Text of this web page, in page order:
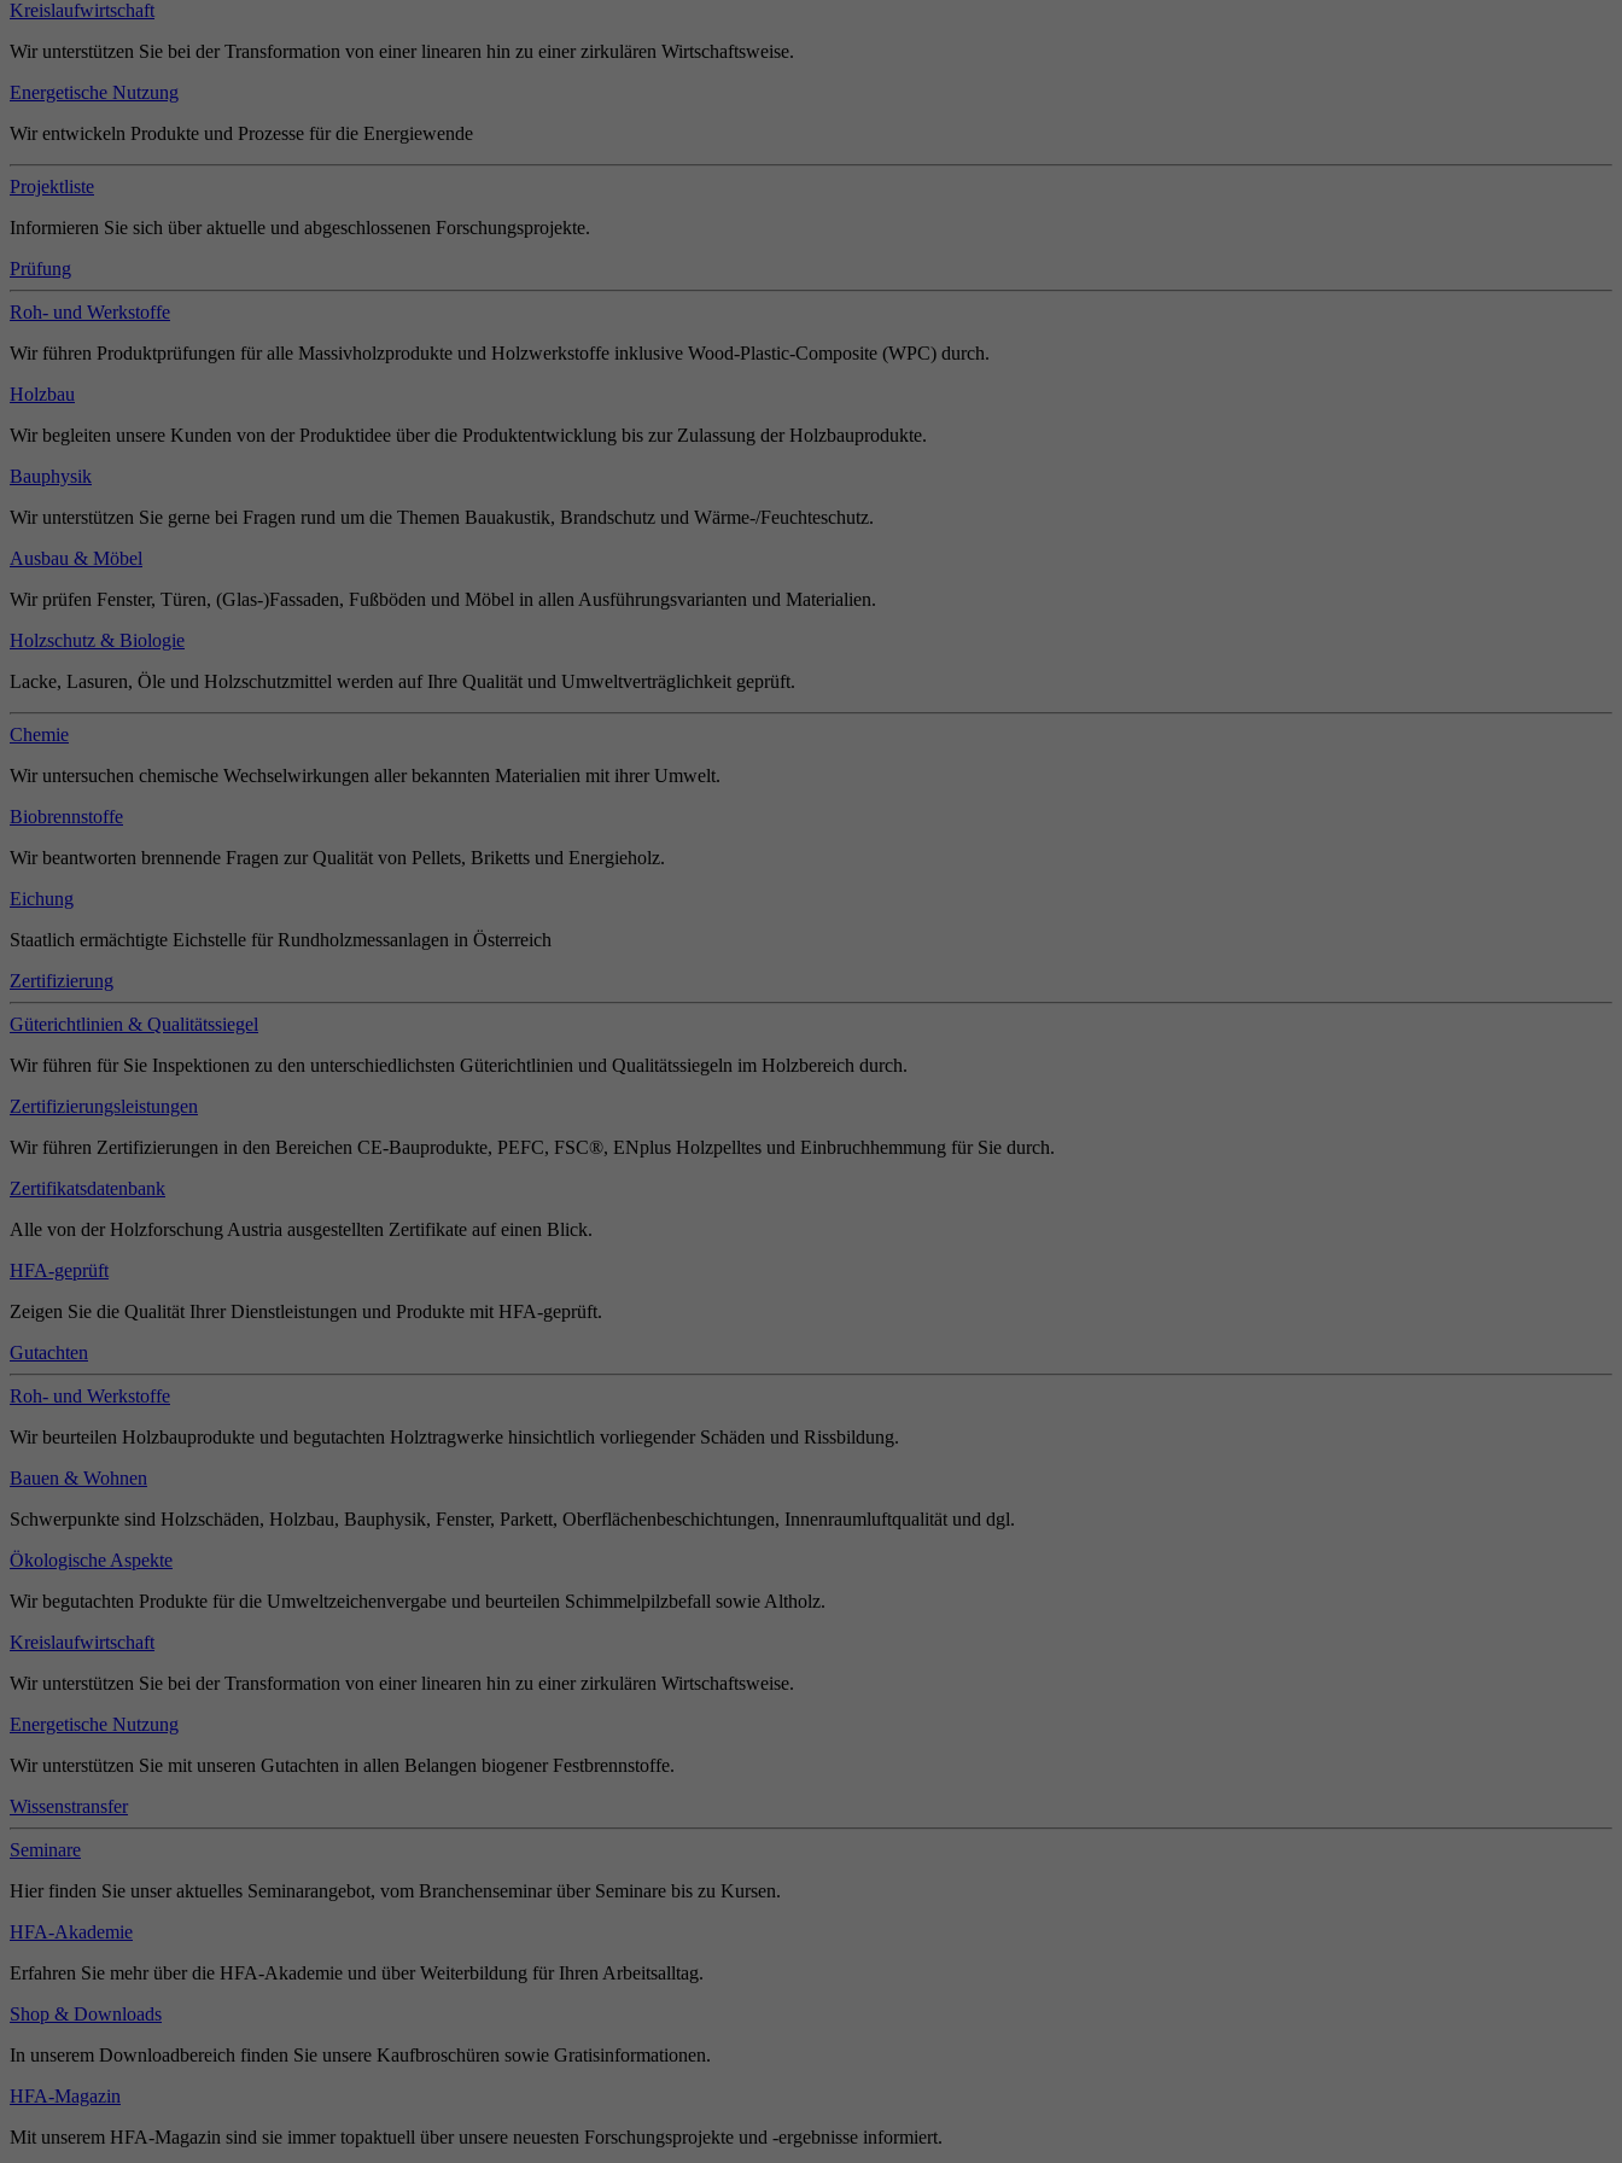
Kreislaufwirtschaft
Wir unterstützen Sie bei der Transformation von einer linearen hin zu einer zirkulären Wirtschaftsweise.
Energetische Nutzung
Wir entwickeln Produkte und Prozesse für die Energiewende
Projektliste
Informieren Sie sich über aktuelle und abgeschlossenen Forschungsprojekte.
Prüfung
Roh- und Werkstoffe
Wir führen Produktprüfungen für alle Massivholzprodukte und Holzwerkstoffe inklusive Wood-Plastic-Composite (WPC) durch.
Holzbau
Wir begleiten unsere Kunden von der Produktidee über die Produktentwicklung bis zur Zulassung der Holzbauprodukte.
Bauphysik
Wir unterstützen Sie gerne bei Fragen rund um die Themen Bauakustik, Brandschutz und Wärme-/Feuchteschutz.
Ausbau & Möbel
Wir prüfen Fenster, Türen, (Glas-)Fassaden, Fußböden und Möbel in allen Ausführungsvarianten und Materialien.
Holzschutz & Biologie
Lacke, Lasuren, Öle und Holzschutzmittel werden auf Ihre Qualität und Umweltverträglichkeit geprüft.
Chemie
Wir untersuchen chemische Wechselwirkungen aller bekannten Materialien mit ihrer Umwelt.
Biobrennstoffe
Wir beantworten brennende Fragen zur Qualität von Pellets, Briketts und Energieholz.
Eichung
Staatlich ermächtigte Eichstelle für Rundholzmessanlagen in Österreich
Zertifizierung
Güterichtlinien & Qualitätssiegel
Wir führen für Sie Inspektionen zu den unterschiedlichsten Güterichtlinien und Qualitätssiegeln im Holzbereich durch.
Zertifizierungsleistungen
Wir führen Zertifizierungen in den Bereichen CE-Bauprodukte, PEFC, FSC®, ENplus Holzpelltes und Einbruchhemmung für Sie durch.
Zertifikatsdatenbank
Alle von der Holzforschung Austria ausgestellten Zertifikate auf einen Blick.
HFA-geprüft
Zeigen Sie die Qualität Ihrer Dienstleistungen und Produkte mit HFA-geprüft.
Gutachten
Roh- und Werkstoffe
Wir beurteilen Holzbauprodukte und begutachten Holztragwerke hinsichtlich vorliegender Schäden und Rissbildung.
Bauen & Wohnen
Schwerpunkte sind Holzschäden, Holzbau, Bauphysik, Fenster, Parkett, Oberflächenbeschichtungen, Innenraumluftqualität und dgl.
Ökologische Aspekte
Wir begutachten Produkte für die Umweltzeichenvergabe und beurteilen Schimmelpilzbefall sowie Altholz.
Kreislaufwirtschaft
Wir unterstützen Sie bei der Transformation von einer linearen hin zu einer zirkulären Wirtschaftsweise.
Energetische Nutzung
Wir unterstützen Sie mit unseren Gutachten in allen Belangen biogener Festbrennstoffe.
Wissenstransfer
Seminare
Hier finden Sie unser aktuelles Seminarangebot, vom Branchenseminar über Seminare bis zu Kursen.
HFA-Akademie
Erfahren Sie mehr über die HFA-Akademie und über Weiterbildung für Ihren Arbeitsalltag.
Shop & Downloads
In unserem Downloadbereich finden Sie unsere Kaufbroschüren sowie Gratisinformationen.
HFA-Magazin
Mit unserem HFA-Magazin sind sie immer topaktuell über unsere neuesten Forschungsprojekte und -ergebnisse informiert.